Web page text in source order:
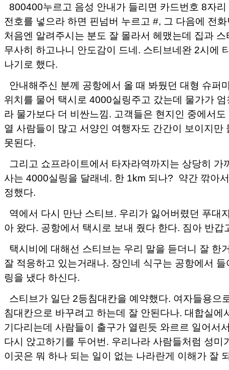
800400누르고 음성 안내가 들리면 카드번호 8자
전호를 넣으라 하면 핀넘버 누르고 #, 그 다음에 전
처음엔 알려주시는 분도 잘 몰라서 헤맸는데 집과
무사히 하고나니 안도감이 드네. 스티브네완 2시에
나기로 했다.
안내해주신 분께 공항에서 올 때 봐뒀던 대형 슈퍼
위치를 물어 택시로 4000실링주고 갔는데 물가가
라 물가보다 더 비싼느낌. 고객들은 현지인 중에서
열 사람들이 많고 서양인 여행자도 간간이 보이지만
못된다.
그리고 쇼프라이트에서 타자라역까지는 상당히 가
사는 4000실링을 달래네. 한 1km 되나? 약간 깎아
정했다.
역에서 다시 만난 스티브. 우리가 잃어버렸던 푸대
아 왔다. 공항에서 택시로 보내 줬다 한다. 짐아 반갑
택시비에 대해선 스티브는 우리 말을 듣더니 잘 한
잘 적응하고 있는거래나. 장인네 식구는 공항에서
링을 냈다 하신다.
스티브가 일단 2등침대칸을 예약했다. 여자들용으
침대칸으로 바꾸려고 하는데 잘 안된다나. 대합실에
기다리는데 사람들이 출구가 열린듯 와르르 일어서
다시 앉고하기를 두어번. 우리나라 사람들처럼 성미
이곳은 뭐 하나 되는 일이 없는 나라란게 이해가 잘